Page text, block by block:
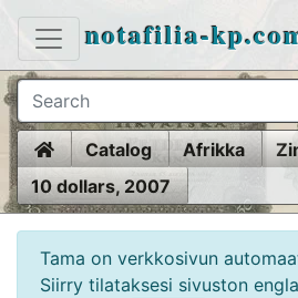
notafilia-
HomeCatalog Afrikka
10 dollars, 2007
Tama on verkkosivun
Siirry tilataksesi sivuston